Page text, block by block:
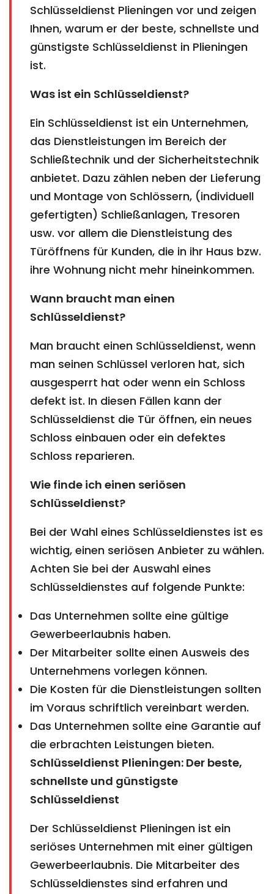
Schlüsseldienst Plieningen vor und zeigen
Ihnen, warum er der beste, schnellste und
günstigste Schlüsseldienst in Plieningen
ist.
Was ist ein Schlüsseldienst?
Ein Schlüsseldienst ist ein Unternehmen,
das Dienstleistungen im Bereich der
Schließtechnik und der Sicherheitstechnik
anbietet. Dazu zählen neben der Lieferung
und Montage von Schlössern, (individuell
gefertigten) Schließanlagen, Tresoren
usw. vor allem die Dienstleistung des
Türöffnens für Kunden, die in ihr Haus bzw.
ihre Wohnung nicht mehr hineinkommen.
Wann braucht man einen
Schlüsseldienst?
Man braucht einen Schlüsseldienst, wenn
man seinen Schlüssel verloren hat, sich
ausgesperrt hat oder wenn ein Schloss
defekt ist. In diesen Fällen kann der
Schlüsseldienst die Tür öffnen, ein neues
Schloss einbauen oder ein defektes
Schloss reparieren.
Wie finde ich einen seriösen
Schlüsseldienst?
Bei der Wahl eines Schlüsseldienstes ist es
wichtig, einen seriösen Anbieter zu wählen.
Achten Sie bei der Auswahl eines
Schlüsseldienstes auf folgende Punkte:
Das Unternehmen sollte eine gültige
Gewerbeerlaubnis haben.
Der Mitarbeiter sollte einen Ausweis des
Unternehmens vorlegen können.
Die Kosten für die Dienstleistungen sollten
im Voraus schriftlich vereinbart werden.
Das Unternehmen sollte eine Garantie auf
die erbrachten Leistungen bieten.
Schlüsseldienst Plieningen: Der beste,
schnellste und günstigste
Schlüsseldienst
Der Schlüsseldienst Plieningen ist ein
seriöses Unternehmen mit einer gültigen
Gewerbeerlaubnis. Die Mitarbeiter des
Schlüsseldienstes sind erfahren und